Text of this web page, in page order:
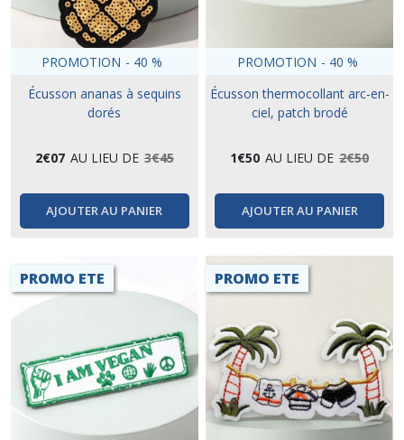
PROMOTION - 40 %
Écusson ananas à sequins
dorés
2€07 AU LIEU DE 3€45
AJOUTER AU PANIER
PROMOTION - 40 %
Écusson thermocollant arc-en-
ciel, patch brodé
1€50 AU LIEU DE 2€50
AJOUTER AU PANIER
PROMO ETE PROMO ETE